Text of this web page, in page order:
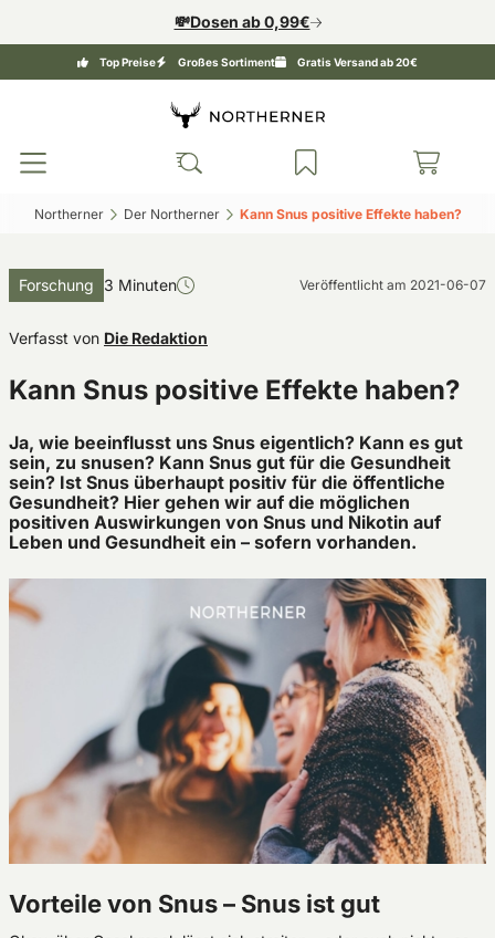
💸Dosen ab 0,99€
Top Preise Großes Sortiment Gratis Versand ab 20€
Northerner‎ Der Northerner‎ Kann Snus positive Effekte haben?‎
Forschung 3 Minuten Veröffentlicht am 2021-06-07
Verfasst von Die Redaktion
Kann Snus positive Effekte haben?
Ja, wie beeinflusst uns Snus eigentlich? Kann es gut
sein, zu snusen? Kann Snus gut für die Gesundheit
sein? Ist Snus überhaupt positiv für die öffentliche
Gesundheit? Hier gehen wir auf die möglichen
positiven Auswirkungen von Snus und Nikotin auf
Leben und Gesundheit ein – sofern vorhanden.
Vorteile von Snus – Snus ist gut